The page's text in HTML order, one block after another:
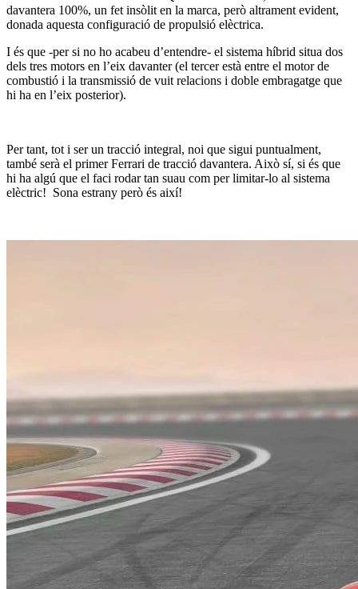
davantera 100%, un fet insòlit en la marca, però altrament evident,
donada aquesta configuració de propulsió elèctrica.
I és que -per si no ho acabeu d’entendre- el sistema híbrid situa dos
dels tres motors en l’eix davanter (el tercer està entre el motor de
combustió i la transmissió de vuit relacions i doble embragatge que
hi ha en l’eix posterior).
Per tant, tot i ser un tracció integral, noi que sigui puntualment,
també serà el primer Ferrari de tracció davantera. Això sí, si és que
hi ha algú que el faci rodar tan suau com per limitar-lo al sistema
elèctric! Sona estrany però és així!